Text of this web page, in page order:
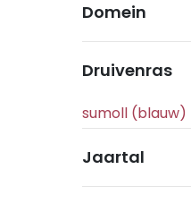
Domein
Druivenras
Jaartal